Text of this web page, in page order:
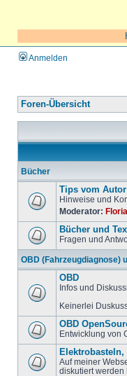
Anmelden
Foren-Übersicht
Bücher
Tips vom Autor
Hinweise und
Moderator:
Bücher und
Fragen und
OBD (Fahrzeugdiagnose)
OBD
Infos und
Keinerlei
OBD
Entwicklung von
Elektrobasteln,
Auf meiner
diskutiert werden